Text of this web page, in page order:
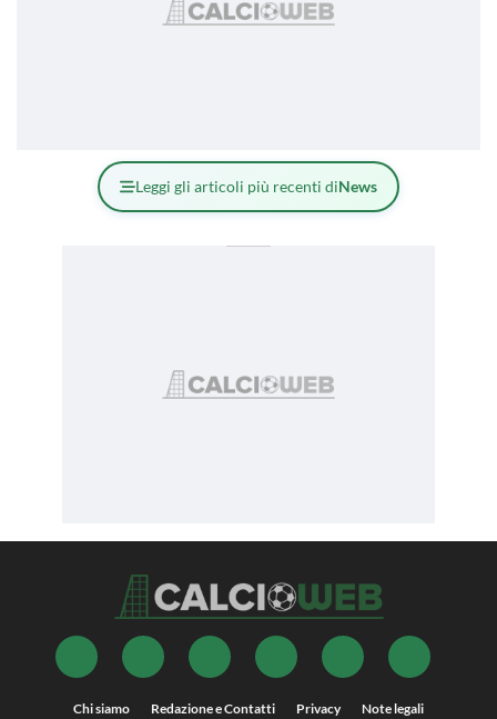
Leggi gli articoli più recenti diNews
Chi siamo Redazione e Contatti Privacy Note legali